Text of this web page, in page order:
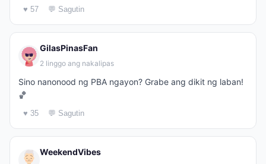
♥ 57 💬 Sagutin
GilasPinasFan
2 linggo ang nakalipas
Sino nanonood ng PBA ngayon? Grabe ang dikit ng laban!
🏀
♥ 35 💬 Sagutin
WeekendVibes